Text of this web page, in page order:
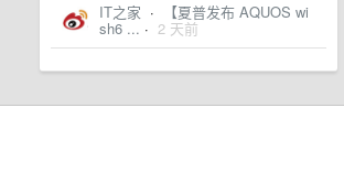
IT之家 · 【夏普发布 AQUOS wi
sh6 ... · 2 天前